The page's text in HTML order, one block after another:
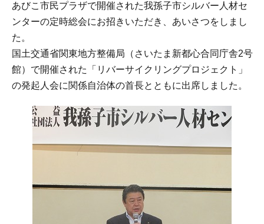
あびこ市民プラザで開催された我孫子市シルバー人材セ
ンターの定時総会にお招きいただき、あいさつをしまし
た。
国土交通省関東地方整備局（さいたま新都心合同庁舎2号
館）で開催された「リバーサイクリングプロジェクト」
の発起人会に関係自治体の首長とともに出席しました。